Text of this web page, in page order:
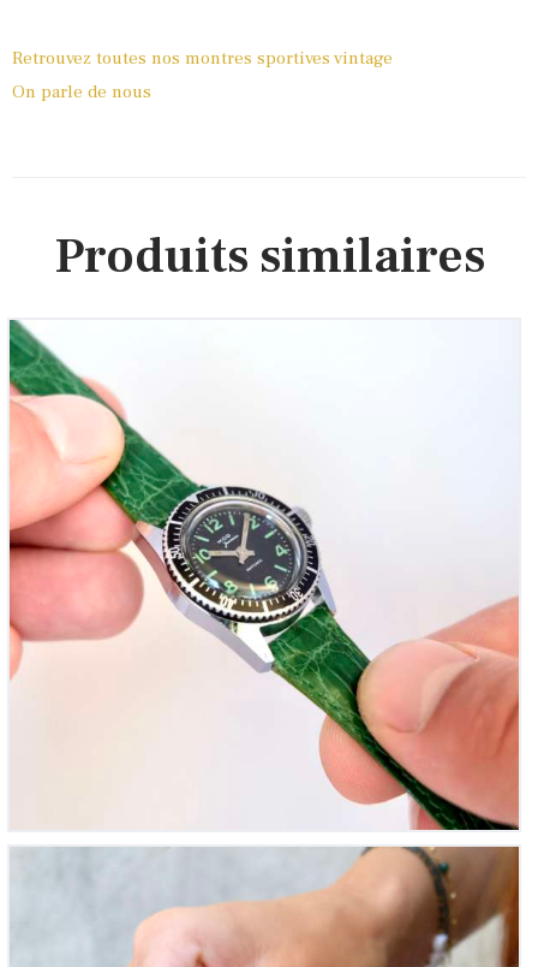
Retrouvez toutes nos montres sportives vintage
On parle de nous
Produits similaires
Submariner Mini – Monvis Femme